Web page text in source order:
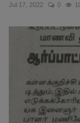
Jul 17, 2022 0